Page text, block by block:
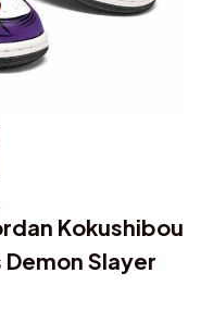
Kokushibou
Slayer